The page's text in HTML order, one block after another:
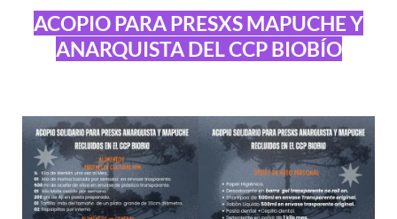
ACOPIO PARA PRESXS MAPUCHE Y
ANARQUISTA DEL CCP BIOBÍO